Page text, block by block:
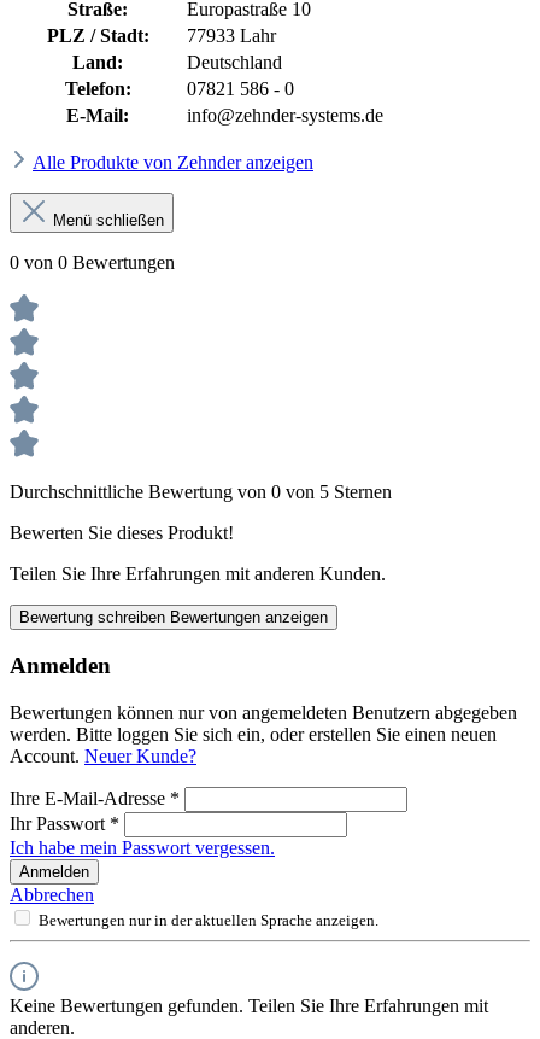
Straße:
Europastraße 10
PLZ / Stadt:
77933 Lahr
Land:
Deutschland
Telefon:
07821 586 - 0
E-Mail:
info@zehnder-systems.de
Alle Produkte von Zehnder anzeigen
Menü schließen
0 von 0 Bewertungen
Durchschnittliche Bewertung von 0 von 5 Sternen
Bewerten Sie dieses Produkt!
Teilen Sie Ihre Erfahrungen mit anderen Kunden.
Bewertung schreiben Bewertungen anzeigen
Anmelden
Bewertungen können nur von angemeldeten Benutzern abgegeben
werden. Bitte loggen Sie sich ein, oder erstellen Sie einen neuen
Account. Neuer Kunde?
Ihre E-Mail-Adresse *
Ihr Passwort *
Ich habe mein Passwort vergessen.
Anmelden
Abbrechen
Bewertungen nur in der aktuellen Sprache anzeigen.
Keine Bewertungen gefunden. Teilen Sie Ihre Erfahrungen mit
anderen.